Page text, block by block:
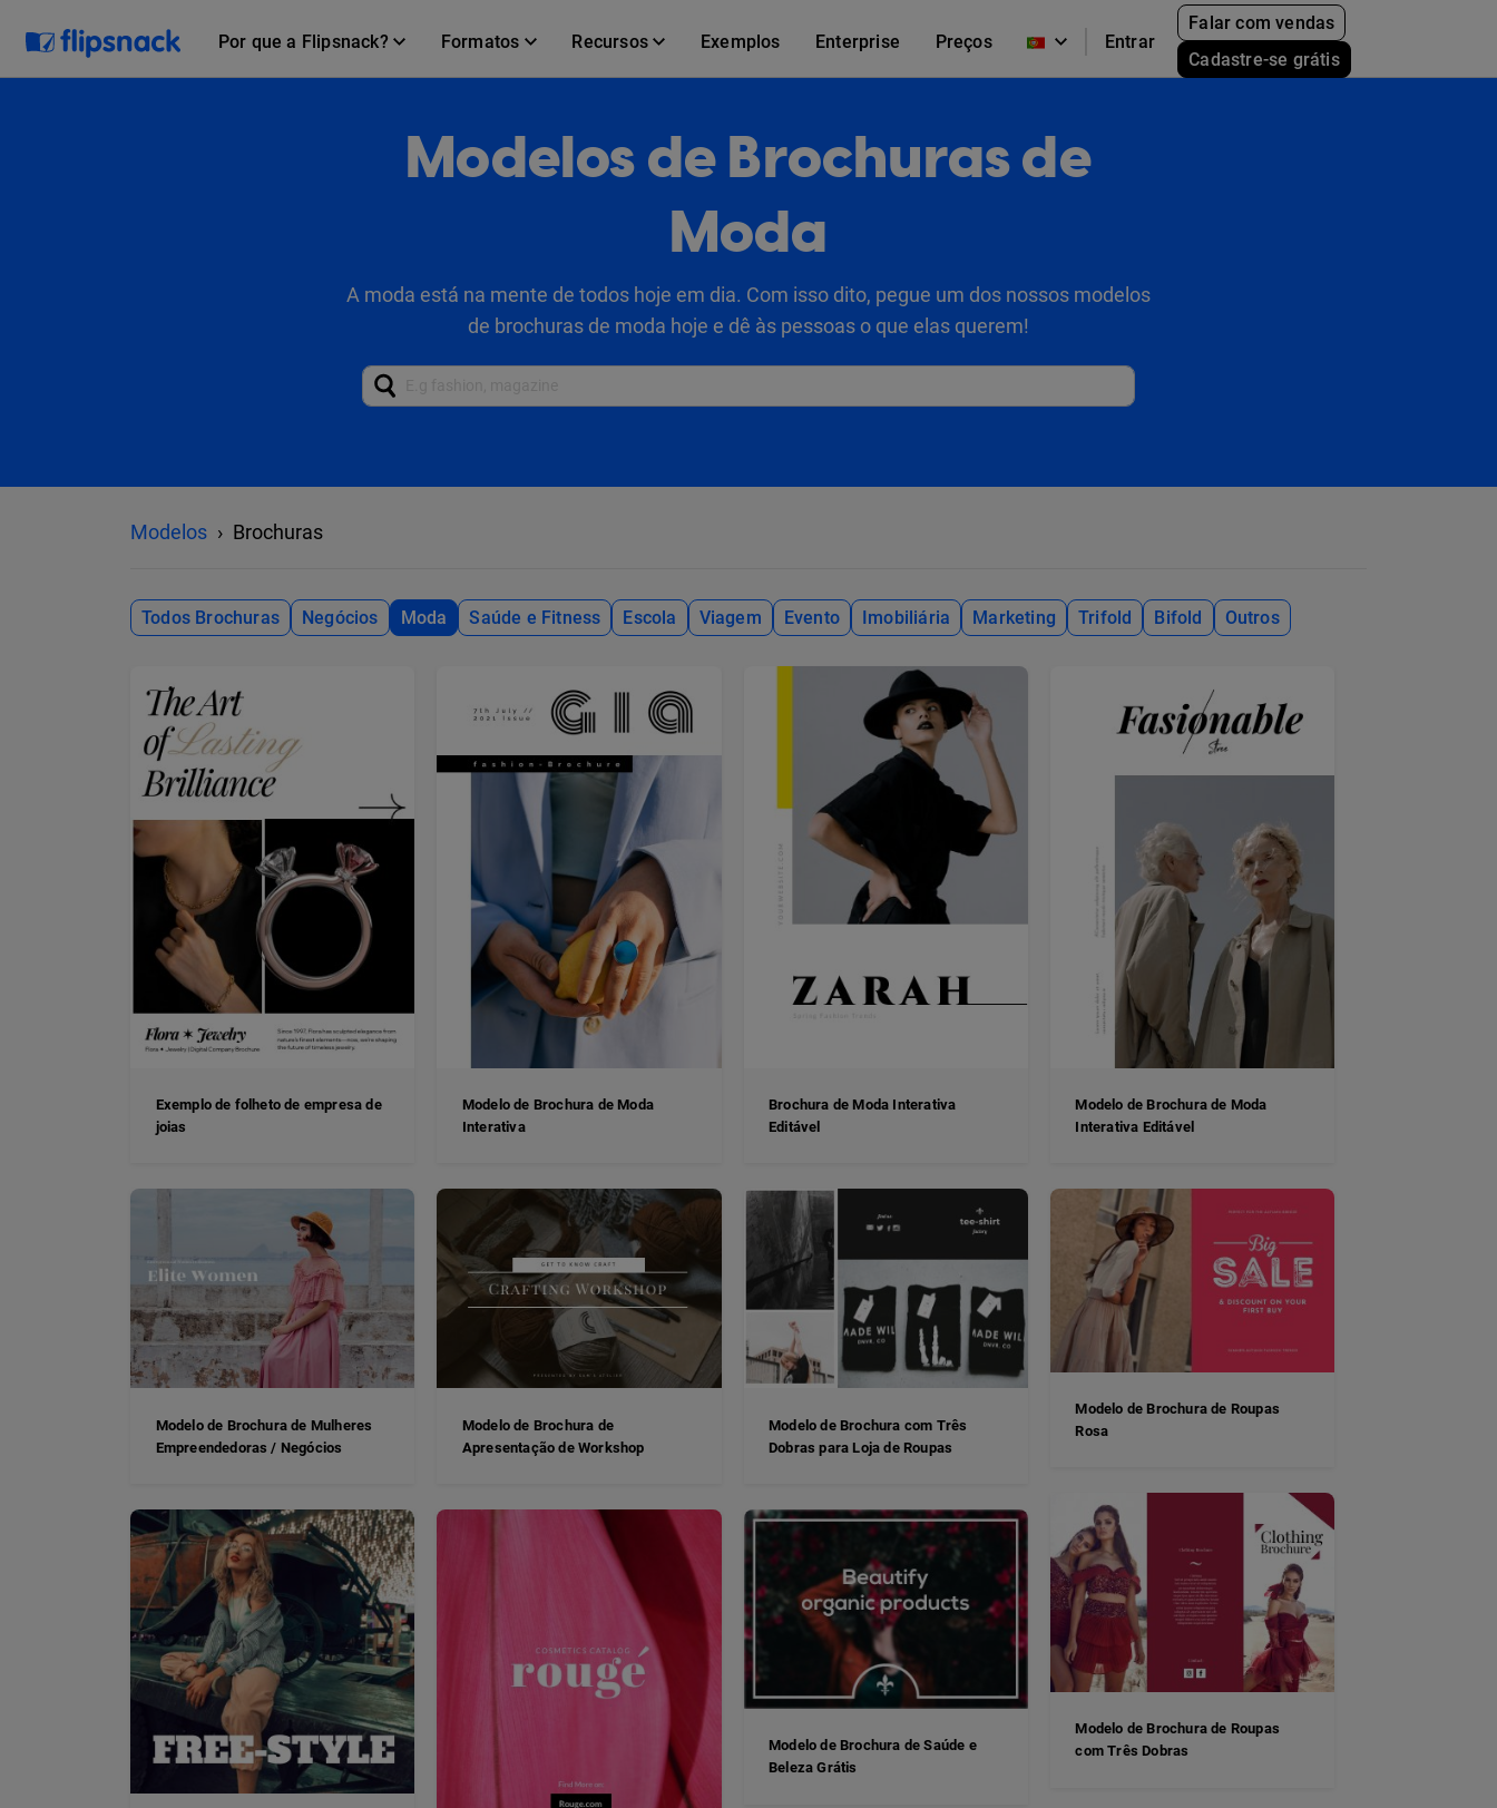
Por que a Flipsnack? Formatos Recursos Exemplos Enterprise Preços Entrar
Falar com vendas
Cadastre-se grátis
Modelos de Brochuras de
Moda
A moda está na mente de todos hoje em dia. Com isso dito, pegue um dos nossos modelos
de brochuras de moda hoje e dê às pessoas o que elas querem!
Modelos Brochuras
Todos Brochuras Negócios Moda Saúde e Fitness Escola Viagem Evento Imobiliária Marketing Trifold Bifold Outros
Exemplo de folheto de empresa de
joias
Modelo de Brochura de Moda
Interativa
Brochura de Moda Interativa
Editável
Modelo de Brochura de Moda
Interativa Editável
Modelo de Brochura de Mulheres
Empreendedoras / Negócios
Modelo de Brochura de
Apresentação de Workshop
Modelo de Brochura com Três
Dobras para Loja de Roupas
Modelo de Brochura de Roupas
Rosa
Modelo de Brochura de Roupas
com Três Dobras
Modelo de Brochura de Saúde e
Beleza Grátis